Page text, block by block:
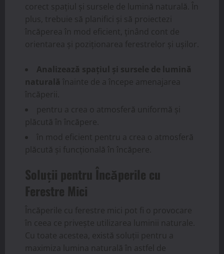
corect spațiul și sursele de lumină naturală. În
plus, trebuie să planifici și să proiectezi
încăperea în mod eficient, ținând cont de
orientarea și poziționarea ferestrelor și ușilor.
Analizează spațiul și sursele de lumină
naturală înainte de a începe amenajarea
încăperii.
pentru a crea o atmosferă uniformă și
plăcută în încăpere.
în mod eficient pentru a crea o atmosferă
plăcută și funcțională în încăpere.
Soluții pentru Încăperile cu
Ferestre Mici
Încăperile cu ferestre mici pot fi o provocare
în ceea ce privește utilizarea luminii naturale.
Cu toate acestea, există soluții pentru a
maximiza lumina naturală în astfel de